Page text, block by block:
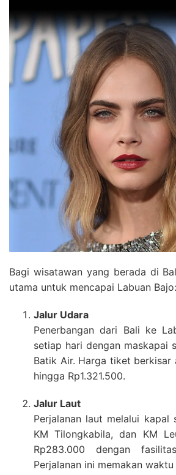
Bagi wisatawan yang berada di
utama untuk mencapai Labuan Bajo:
Jalur Udara
Penerbangan dari Bali ke
setiap hari dengan maskapai
Batik Air. Harga tiket berkisar
hingga Rp1.321.500.
Jalur Laut
Perjalanan laut melalui kapal
KM Tilongkabila, dan KM
Rp283.000 dengan
Perjalanan ini memakan